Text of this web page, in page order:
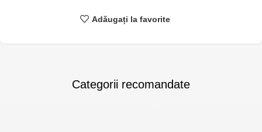
Adăugați la favorite
Categorii recomandate